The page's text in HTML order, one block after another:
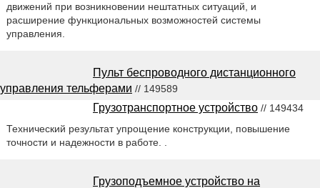
движений при возникновении нештатных ситуаций, и
расширение функциональных возможностей системы
управления.
Пульт беспроводного дистанционного
управления тельферами // 149589
Грузотранспортное устройство // 149434
Технический результат упрощение конструкции, повышение
точности и надежности в работе. .
Грузоподъемное устройство на